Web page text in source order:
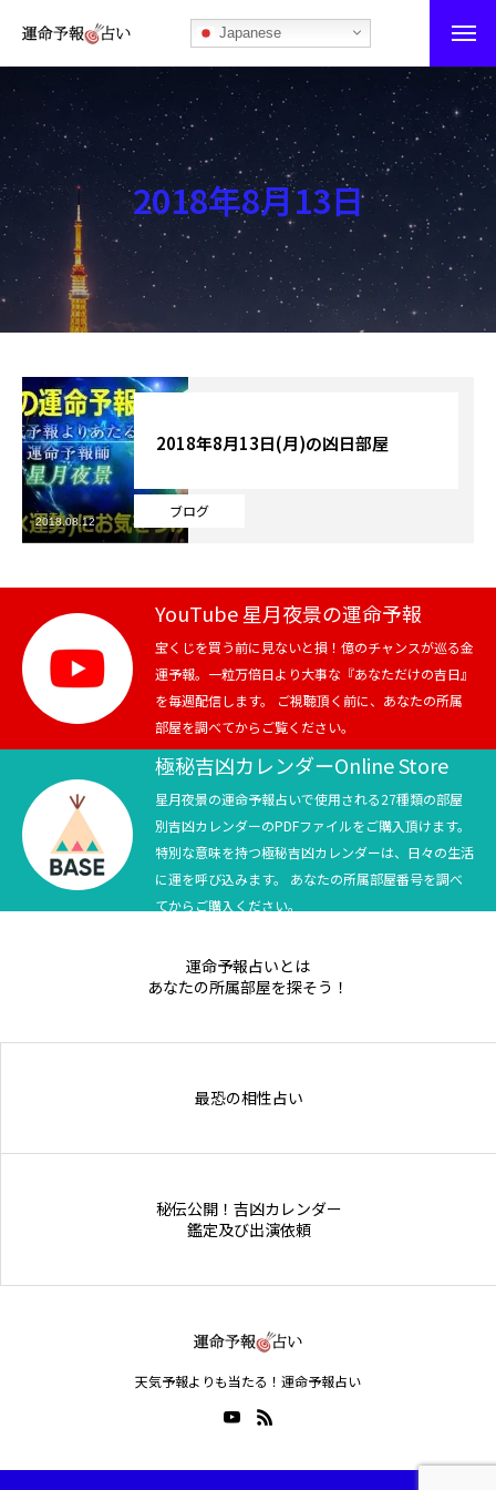
Japanese
運命予報占い
運命予報占いとは
あなたの所属部屋を探そう！
最恐の相性占い
秘伝公開！吉凶カレンダー
記事カテゴリー
ブログ
お知らせ
芸能界
テニス
スポーツ
競馬
テニス四大大会・五輪
テニス四大大会・五輪
2018年8月13日
ブログ
2018年8月13日(月)の凶日部屋
2018.08.12
YouTube 星月夜景の運命予報
宝くじを買う前に見ないと損！億のチャンスが巡る金
運予報。一粒万倍日より大事な『あなただけの吉日』
を毎週配信します。 ご視聴頂く前に、あなたの所属
部屋を調べてからご覧ください。
極秘吉凶カレンダーOnline Store
星月夜景の運命予報占いで使用される27種類の部屋
別吉凶カレンダーのPDFファイルをご購入頂けます。
特別な意味を持つ極秘吉凶カレンダーは、日々の生活
に運を呼び込みます。 あなたの所属部屋番号を調べ
てからご購入ください。
運命予報占いとは
あなたの所属部屋を探そう！
最恐の相性占い
秘伝公開！吉凶カレンダー
鑑定及び出演依頼
天気予報よりも当たる！運命予報占い